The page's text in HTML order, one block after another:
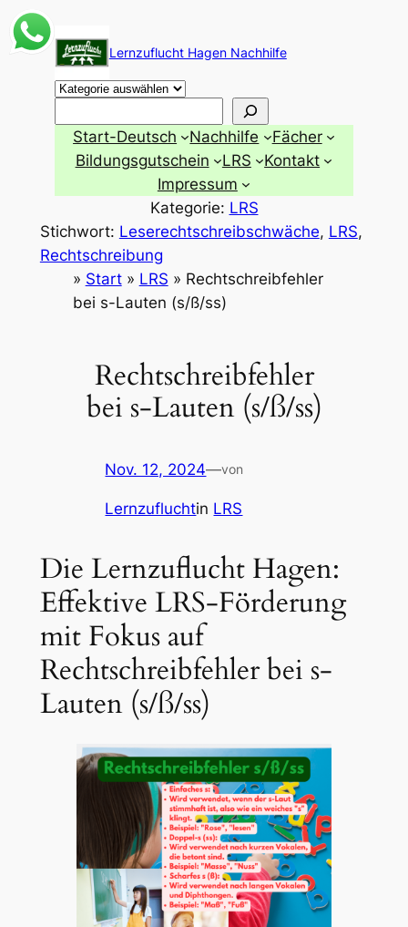
Zum
Inhalt
springen
Lernzuflucht Hagen Nachhilfe
Start-Deutsch Nachhilfe
Fächer
Bildungsgutschein
LRS
Kontakt
Impressum
Kategorie: LRS
Stichwort: Leserechtschreibschwäche, LRS
Rechtschreibung
» Start» LRS » Rechtschreibfehler
bei s-Lauten (s/ß/ss)
Rechtschreibfehler
bei s-Lauten (s/ß/ss)
Nov. 12, 2024—von
Lernzufluchtin LRS
Die Lernzuflucht Hagen:
Effektive LRS-Förderung
mit Fokus auf
Rechtschreibfehler bei s-
Lauten (s/ß/ss)